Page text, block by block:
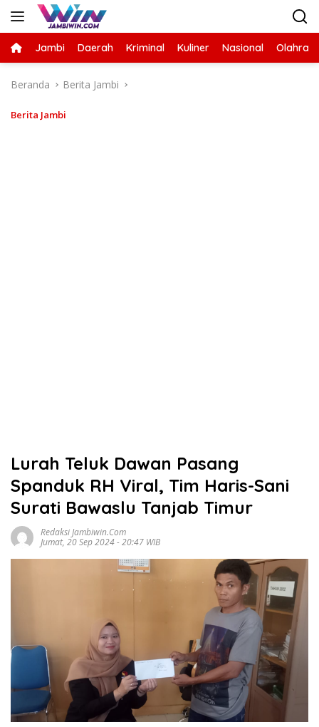
Langsung
Jambi Daerah Kriminal Kuliner Nasional
Beranda Berita Jambi
Berita Jambi
Lurah Teluk Dawan Pasang
Spanduk RH Viral, Tim Haris-Sani
Surati Bawaslu Tanjab Timur
Redaksi Jambiwin.com
Jumat, 20 Sep 2024 - 20:47 WIB